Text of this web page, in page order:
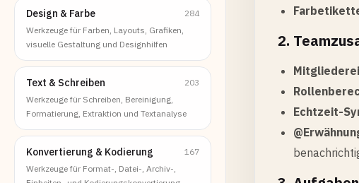
Design & Farbe
284
Werkzeuge für Farben, Layouts, Grafiken,
visuelle Gestaltung und Designhilfen
Text & Schreiben
203
Werkzeuge für Schreiben, Bereinigung,
Formatierung, Extraktion und Textanalyse
Konvertierung & Kodierung
167
Werkzeuge für Format-, Datei-, Archiv-,
2.
Echtzeit-